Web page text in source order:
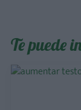
Te puede